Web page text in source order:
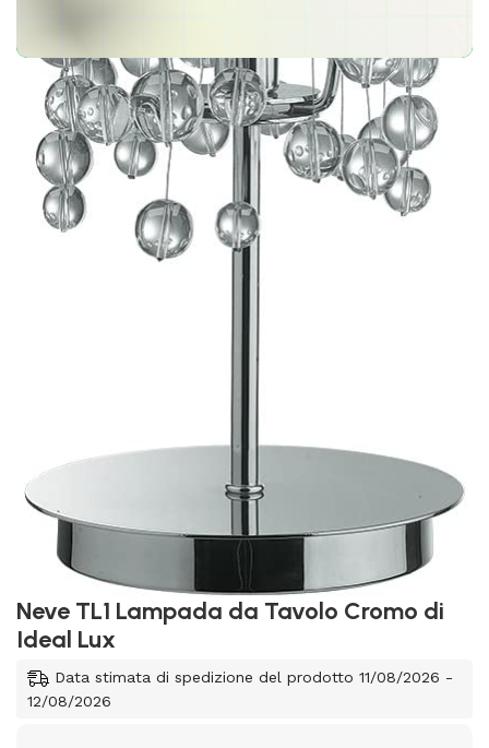
Neve TL1 Lampada da Tavolo Cromo di
Ideal Lux
Data stimata di spedizione del prodotto 11/08/2026 -
12/08/2026